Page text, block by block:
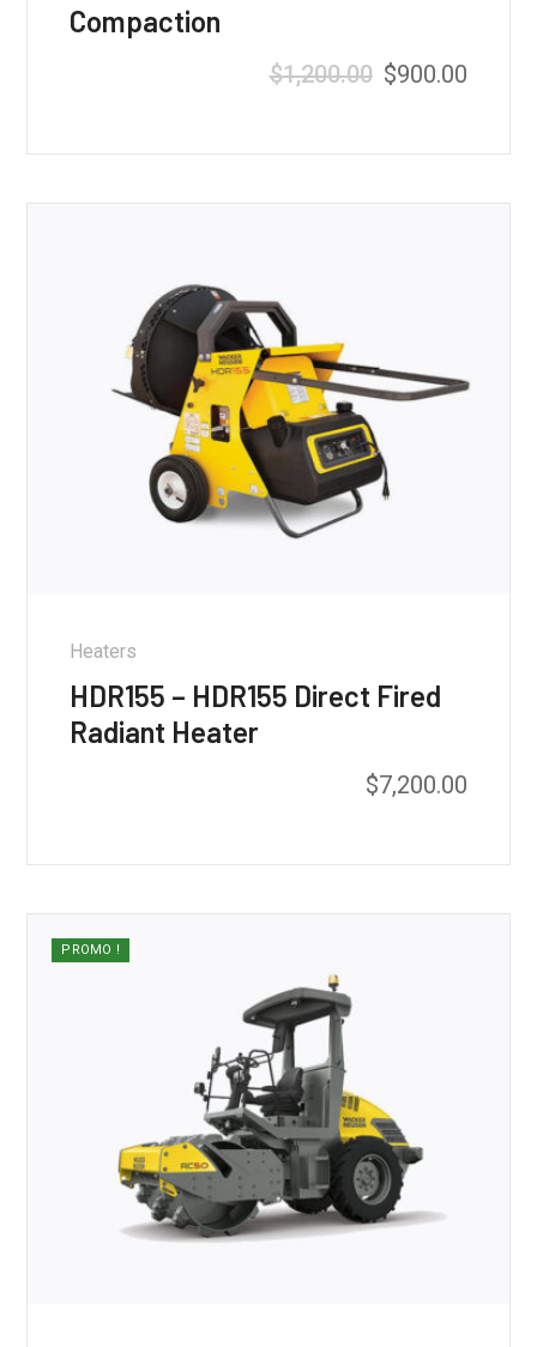
Compaction
$1,200.00 $900.00
Heaters
HDR155 – HDR155 Direct Fired
Radiant Heater
$7,200.00
PROMO !